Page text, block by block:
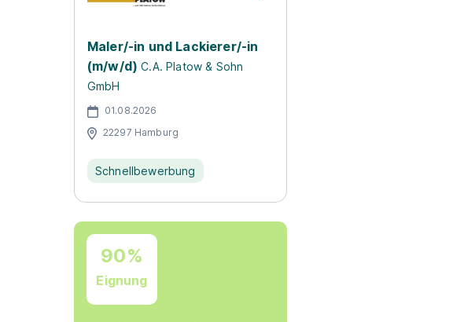
Maler/-in und Lackierer/-in
(m/w/d) C.A. Platow & Sohn
GmbH
01.08.2026
22297 Hamburg
Schnellbewerbung
90%
Eignung